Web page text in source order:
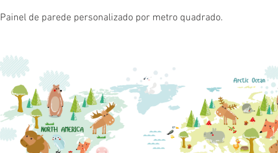
Painel de parede personalizado por metro quadrado.